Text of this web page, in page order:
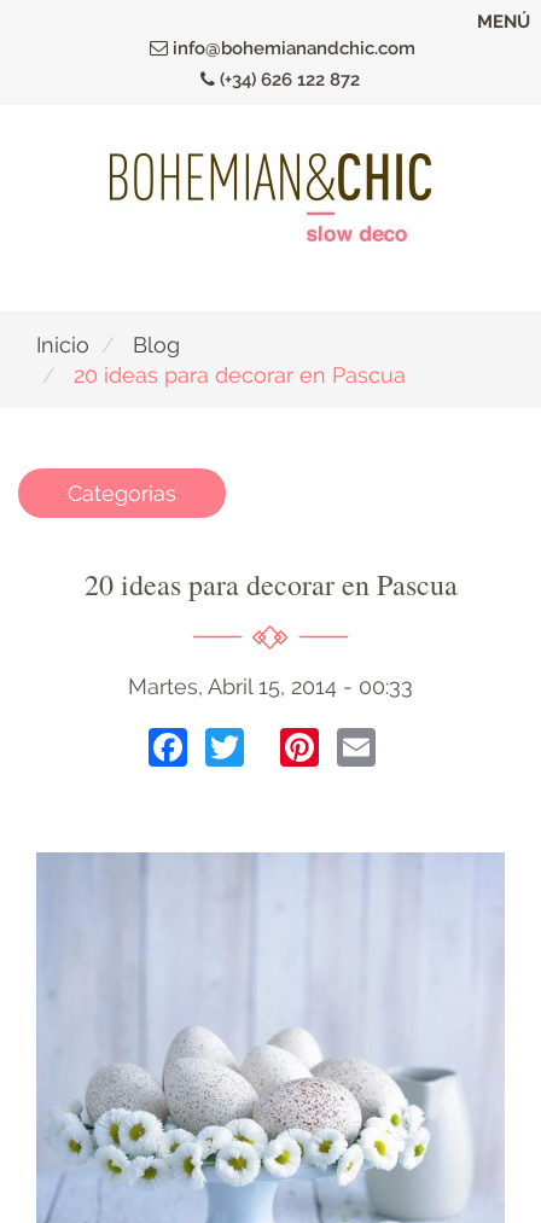
info@bohemianandchic.com
(+34) 626 122 872
MENÚ
Inicio
Blog
20 ideas para decorar en Pascua
Categorias
20 ideas para decorar en Pascua
Martes, Abril 15, 2014 - 00:33
Facebook
TwitterPinterest
Email